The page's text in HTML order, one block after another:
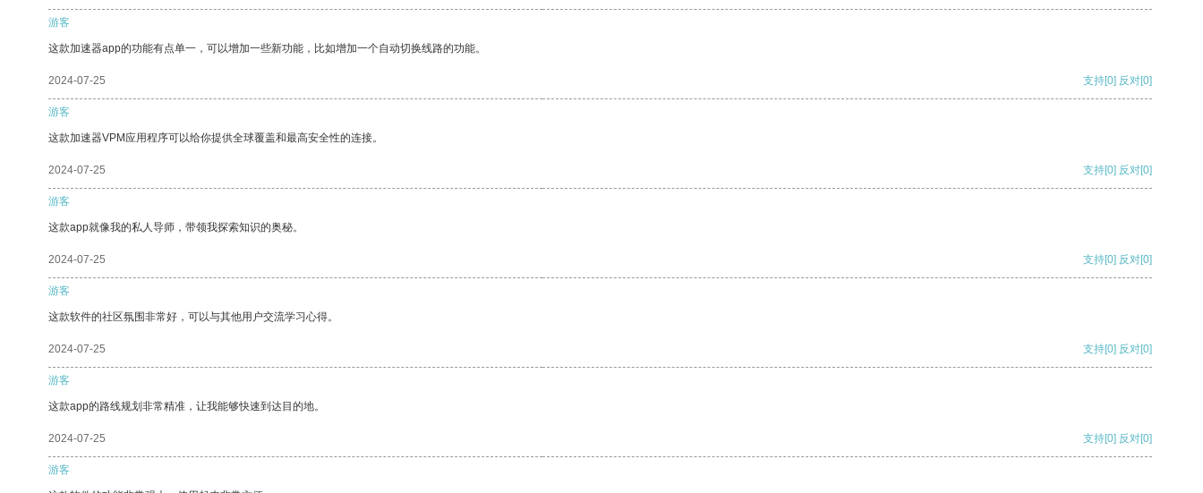
游客
这款加速器app的功能有点单一，可以增加一些新功能，比如增加一个自动切换线路的功能。
2024-07-25 支持[0] 反对[0]
游客
这款加速器VPM应用程序可以给你提供全球覆盖和最高安全性的连接。
2024-07-25 支持[0] 反对[0]
游客
这款app就像我的私人导师，带领我探索知识的奥秘。
2024-07-25 支持[0] 反对[0]
游客
这款软件的社区氛围非常好，可以与其他用户交流学习心得。
2024-07-25 支持[0] 反对[0]
游客
这款app的路线规划非常精准，让我能够快速到达目的地。
2024-07-25 支持[0] 反对[0]
游客